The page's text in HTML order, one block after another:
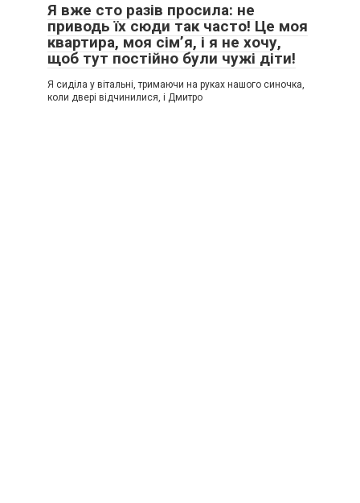
Я вже сто разів просила: не
приводь їх сюди так часто! Це моя
квартира, моя сім’я, і я не хочу,
щоб тут постійно були чужі діти!
Я сиділа у вітальні, тримаючи на руках нашого синочка,
коли двері відчинилися, і Дмитро